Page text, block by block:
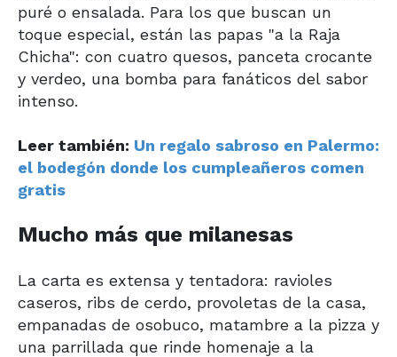
puré o ensalada. Para los que buscan un
toque especial, están las papas "a la Raja
Chicha": con cuatro quesos, panceta crocante
y verdeo, una bomba para fanáticos del sabor
intenso.
Leer también: Un regalo sabroso en Palermo:
el bodegón donde los cumpleañeros comen
gratis
Mucho más que milanesas
La carta es extensa y tentadora: ravioles
caseros, ribs de cerdo, provoletas de la casa,
empanadas de osobuco, matambre a la pizza y
una parrillada que rinde homenaje a la